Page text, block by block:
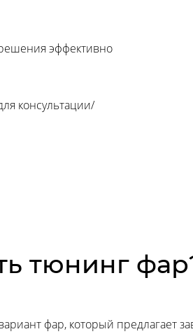
эффективно
консультации/
тюнинг
фар, который предлагает